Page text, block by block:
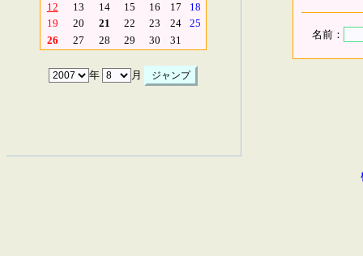
12
13 14 15 16 17
18
19
20 21 22 23 24
25
26
27 28 29 30 31
年 月
名前：